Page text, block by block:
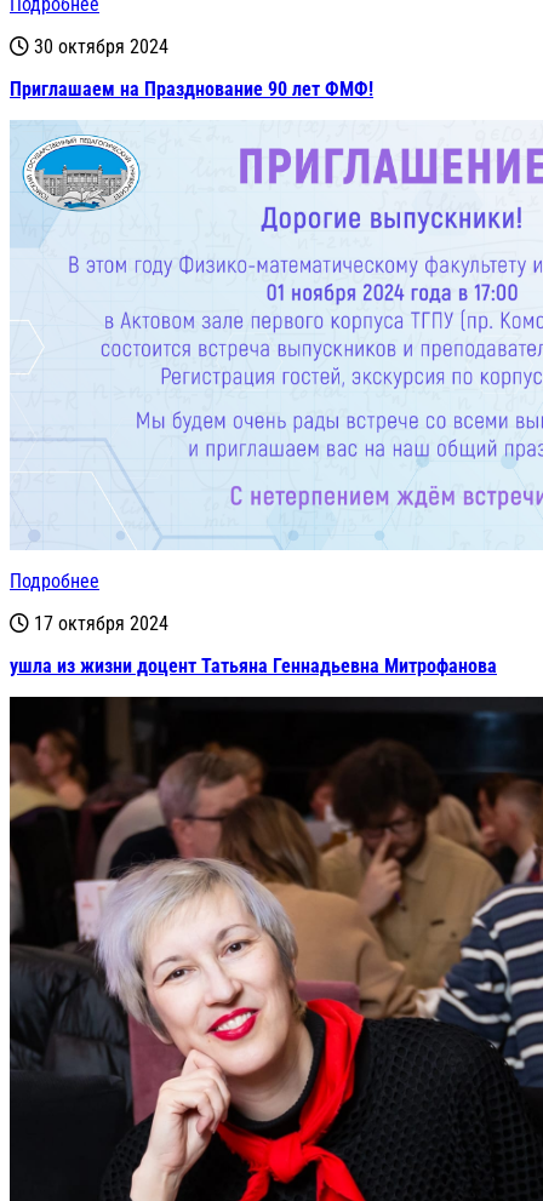
30 октября 2024
Приглашаем на Празднование 90 лет ФМФ!
Подробнее
17 октября 2024
ушла из жизни доцент Татьяна Геннадьевна Митрофанова